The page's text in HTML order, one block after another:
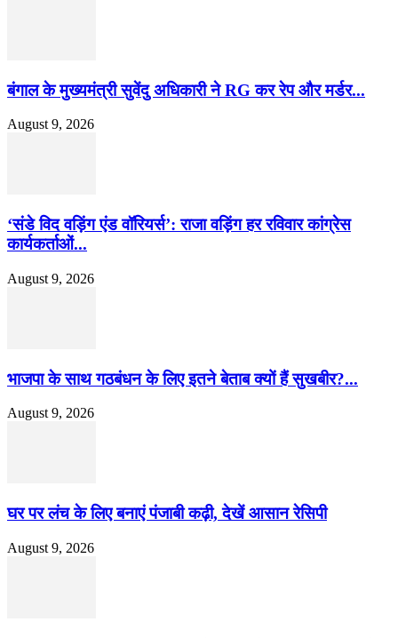
बंगाल के मुख्यमंत्री सुवेंदु अधिकारी ने RG कर रेप और मर्डर...
August 9, 2026
‘संडे विद वड़िंग एंड वॉरियर्स’: राजा वड़िंग हर रविवार कांग्रेस
कार्यकर्ताओं...
August 9, 2026
भाजपा के साथ गठबंधन के लिए इतने बेताब क्यों हैं सुखबीर?...
August 9, 2026
घर पर लंच के लिए बनाएं पंजाबी कढ़ी, देखें आसान रेसिपी
August 9, 2026